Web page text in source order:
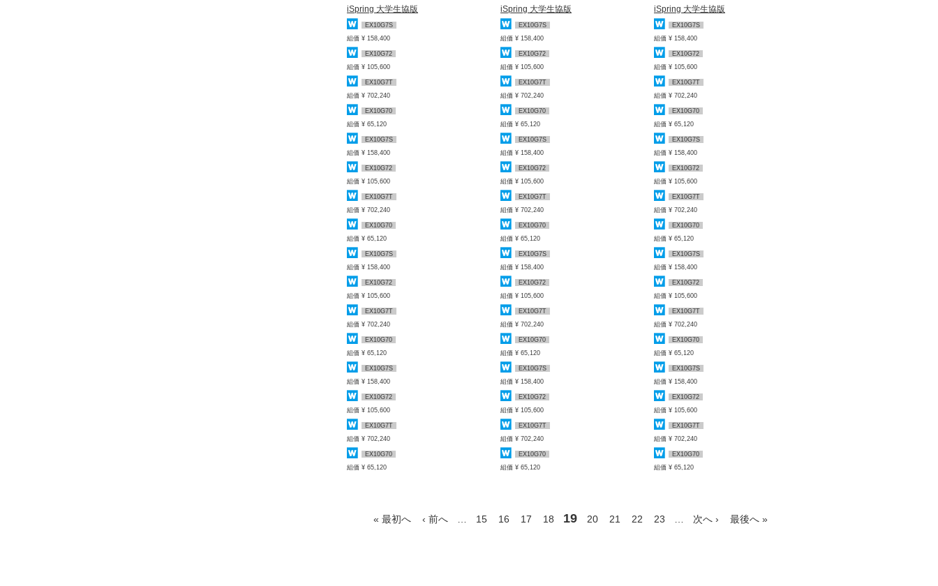
iSpring 大学生協版
EX10G7S
組価 ¥ 158,400
EX10G72
組価 ¥ 105,600
EX10G7T
組価 ¥ 702,240
EX10G70
組価 ¥ 65,120
EX10G7S
組価 ¥ 158,400
EX10G72
組価 ¥ 105,600
EX10G7T
組価 ¥ 702,240
EX10G70
組価 ¥ 65,120
EX10G7S
組価 ¥ 158,400
EX10G72
組価 ¥ 105,600
EX10G7T
組価 ¥ 702,240
EX10G70
組価 ¥ 65,120
EX10G7S
組価 ¥ 158,400
EX10G72
組価 ¥ 105,600
EX10G7T
組価 ¥ 702,240
EX10G70
組価 ¥ 65,120
iSpring 大学生協版
EX10G7S
組価 ¥ 158,400
EX10G72
組価 ¥ 105,600
EX10G7T
組価 ¥ 702,240
EX10G70
組価 ¥ 65,120
EX10G7S
組価 ¥ 158,400
EX10G72
組価 ¥ 105,600
EX10G7T
組価 ¥ 702,240
EX10G70
組価 ¥ 65,120
EX10G7S
組価 ¥ 158,400
EX10G72
組価 ¥ 105,600
EX10G7T
組価 ¥ 702,240
EX10G70
組価 ¥ 65,120
EX10G7S
組価 ¥ 158,400
EX10G72
組価 ¥ 105,600
EX10G7T
組価 ¥ 702,240
EX10G70
組価 ¥ 65,120
iSpring 大学生協版
EX10G7S
組価 ¥ 158,400
EX10G72
組価 ¥ 105,600
EX10G7T
組価 ¥ 702,240
EX10G70
組価 ¥ 65,120
EX10G7S
組価 ¥ 158,400
EX10G72
組価 ¥ 105,600
EX10G7T
組価 ¥ 702,240
EX10G70
組価 ¥ 65,120
EX10G7S
組価 ¥ 158,400
EX10G72
組価 ¥ 105,600
EX10G7T
組価 ¥ 702,240
EX10G70
組価 ¥ 65,120
EX10G7S
組価 ¥ 158,400
EX10G72
組価 ¥ 105,600
EX10G7T
組価 ¥ 702,240
EX10G70
組価 ¥ 65,120
« 最初へ ‹ 前へ 15 16 17 18 19 20 21 22 23 次へ › 最後へ »